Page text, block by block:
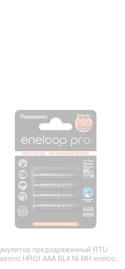
предзаряженный RTU
HR03 AAA BL4 NI-MH eneloop